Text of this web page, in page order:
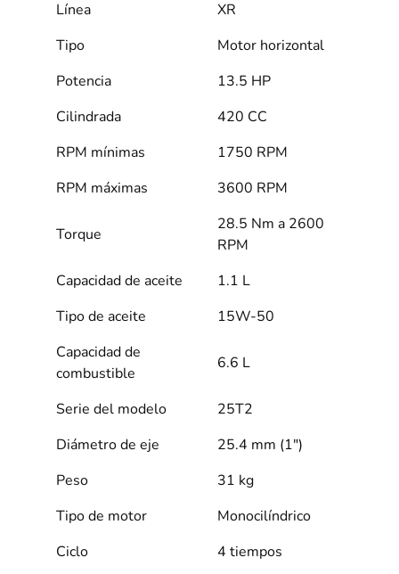
Línea
XR
Tipo
Motor horizontal
Potencia
13.5 HP
Cilindrada
420 CC
RPM mínimas
1750 RPM
RPM máximas
3600 RPM
Torque
28.5 Nm a 2600
RPM
Capacidad de aceite
1.1 L
Tipo de aceite
15W-50
Capacidad de
combustible
6.6 L
Serie del modelo
25T2
Diámetro de eje
25.4 mm (1″)
Peso
31 kg
Tipo de motor
Monocilíndrico
Ciclo
4 tiempos